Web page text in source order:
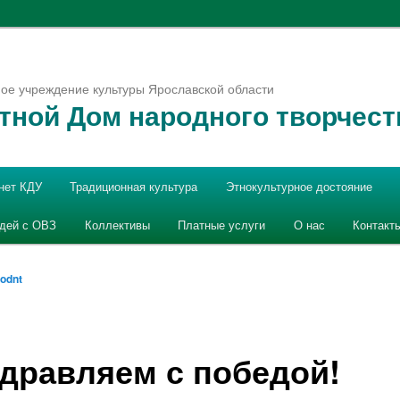
учреждение культуры Ярославской области
Дом народного
КДУ Традиционная культура Этнокультурное достояние
с ОВЗ Коллективы Платные услуги О нас
с победой!
odnt